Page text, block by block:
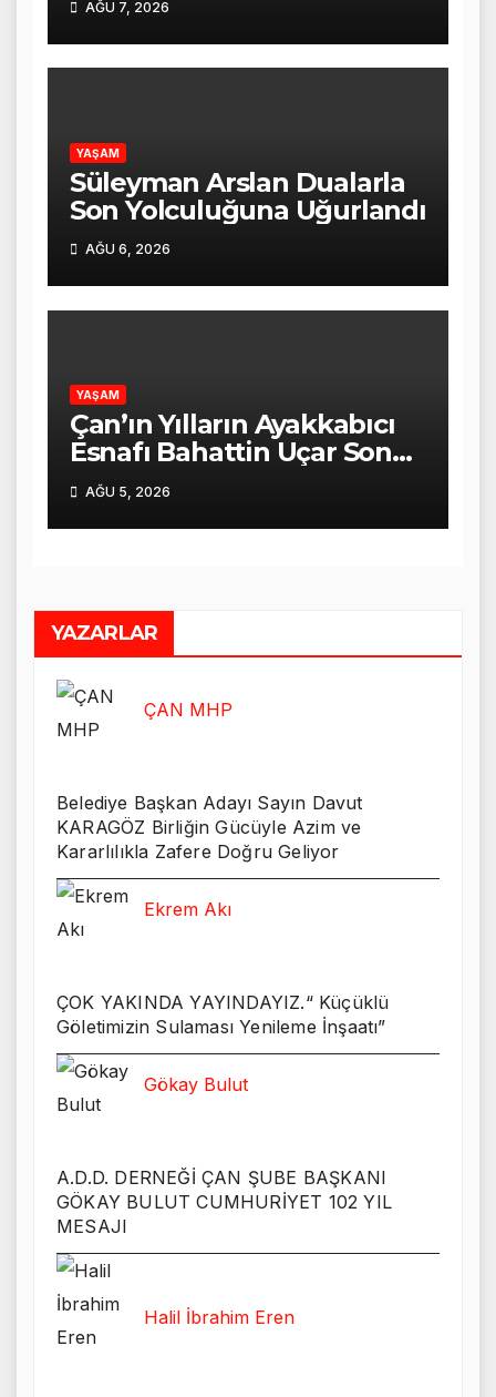
Programı Düzenlendi
AĞU 7, 2026
YAŞAM
Süleyman Arslan Dualarla
Son Yolculuğuna Uğurlandı
AĞU 6, 2026
YAŞAM
Çan’ın Yılların Ayakkabıcı
Esnafı Bahattin Uçar Son
Yolculuğuna Uğurlandı
AĞU 5, 2026
YAZARLAR
ÇAN MHP
Belediye Başkan Adayı Sayın Davut
KARAGÖZ Birliğin Gücüyle Azim ve
Kararlılıkla Zafere Doğru Geliyor
Ekrem Akı
ÇOK YAKINDA YAYINDAYIZ.“ Küçüklü
Göletimizin Sulaması Yenileme İnşaatı”
Gökay Bulut
A.D.D. DERNEĞİ ÇAN ŞUBE BAŞKANI
GÖKAY BULUT CUMHURİYET 102 YIL
MESAJI
Halil İbrahim Eren